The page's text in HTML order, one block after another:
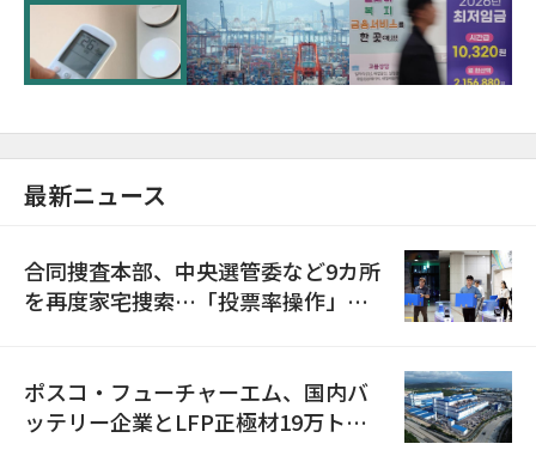
に需給対応体制を点検
最新ニュース
合同捜査本部、中央選管委など9カ所
を再度家宅捜索…「投票率操作」の
ポスコ・フューチャーエム、国内バ
ッテリー企業とLFP正極材19万トン